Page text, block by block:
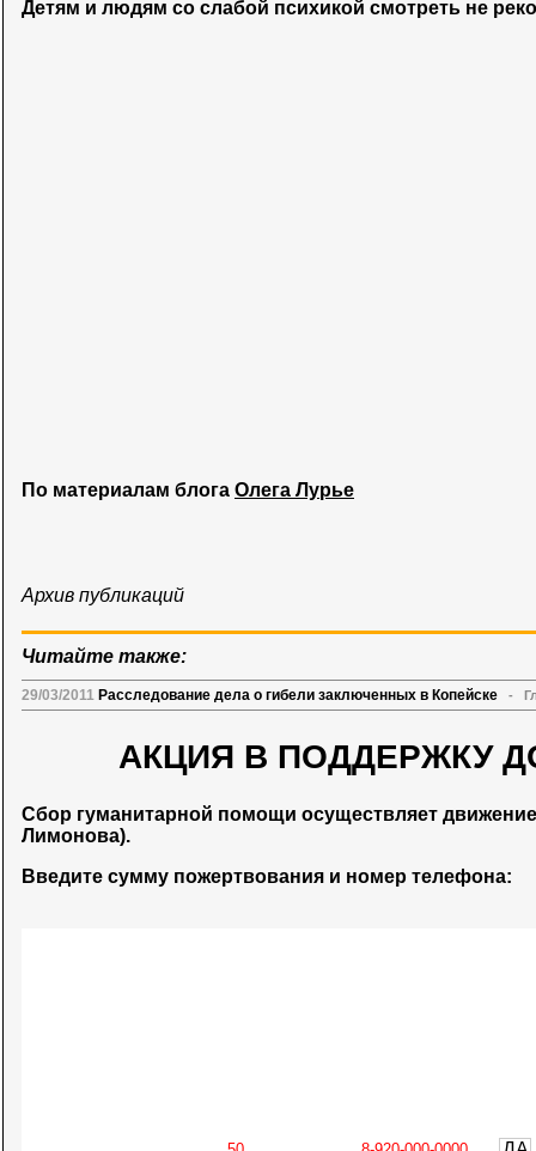
Детям и людям со слабой психикой смотреть не
По материалам блога Олега Лурье
Архив публикаций
Читайте также:
29/03/2011 Расследование дела о гибели заключенных в Копейске -
АКЦИЯ В ПОДДЕРЖКУ
Сбор гуманитарной помощи осуществляет
Лимонова).
Введите сумму пожертвования и номер телефона: